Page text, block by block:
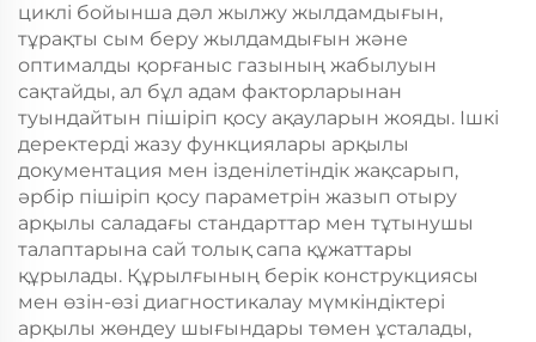
циклі бойынша дәл жылжу жылдамдығын,
тұрақты сым беру жылдамдығын және
оптималды қорғаныс газының жабылуын
сақтайды, ал бұл адам факторларынан
туындайтын пішіріп қосу ақауларын жояды. Ішкі
деректерді жазу функциялары арқылы
документация мен ізденілетіндік жақсарып,
әрбір пішіріп қосу параметрін жазып отыру
арқылы саладағы стандарттар мен тұтынушы
талаптарына сай толық сапа құжаттары
құрылады. Құрылғының берік конструкциясы
мен өзін-өзі диагностикалау мүмкіндіктері
арқылы жөндеу шығындары төмен ұсталады,